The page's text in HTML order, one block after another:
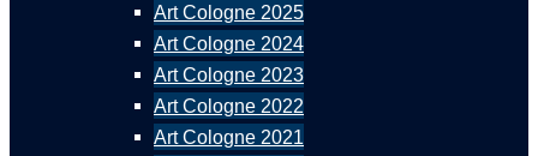
Art Cologne 2025
Art Cologne 2024
Art Cologne 2023
Art Cologne 2022
Art Cologne 2021